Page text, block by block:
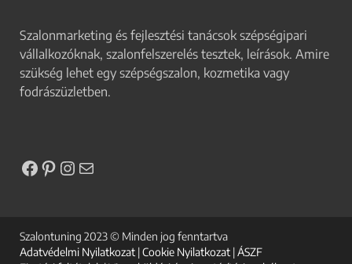
Szalonmarketing és fejlesztési tanácsok szépségipari
vállalkozóknak, szalonfelszerelés tesztek, leírások. Amire
szükség lehet egy szépségszalon, kozmetika vagy
fodrászüzletben.
Szalontuning 2023 © Minden jog fenntartva
Adatvédelmi Nyilatkozat |Cookie Nyilatkozat |ÁSZF